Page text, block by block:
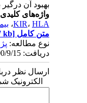
بهبود آن درگیر
واژه‌های کلیدی:
KIR،HLA ،
متن کامل[PDF 307 kb]
نوع مطالعه:
دریافت: 1390/9/15 | انتشار: 1390/9/24
ارسال نظر
الکترونیک